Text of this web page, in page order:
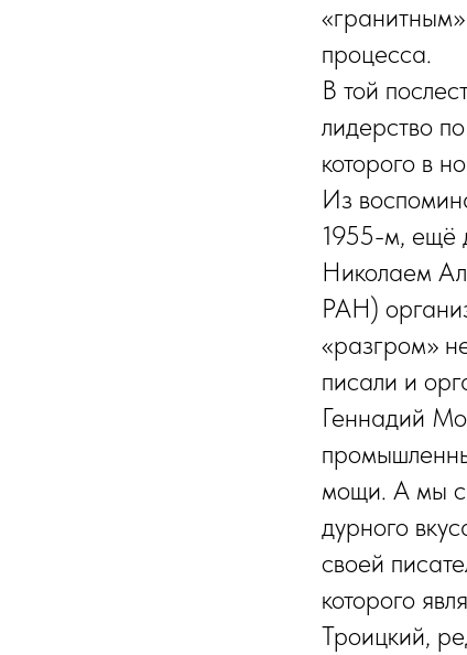
процесса.
В той
лидерство
которого в
Из
1955-м, ещё
Николаем
РАН)
«разгром»
писали и
Геннадий
мощи. А мы с
дурного
своей
которого
Троицкий,